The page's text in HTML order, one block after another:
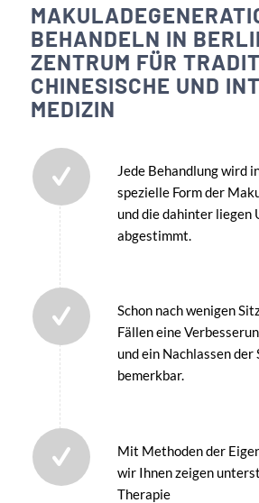
BEHANDELN IN
ZENTRUM FÜR
CHINESISCHE UND
MEDIZIN
Jede Behandlung wird
spezielle Form der
und die dahinter liegen
abgestimmt.
Schon nach wenigen
Fällen eine
und ein Nachlassen der
bemerkbar.
Mit Methoden der
wir Ihnen zeigen
Therapie